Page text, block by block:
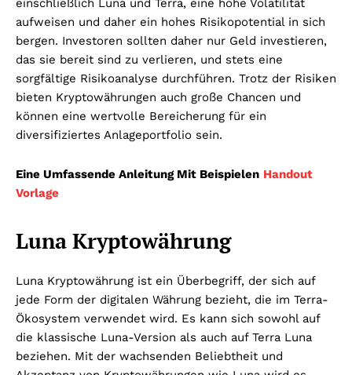
einschließlich Luna und Terra, eine hohe Volatilität
aufweisen und daher ein hohes Risikopotential in sich
bergen. Investoren sollten daher nur Geld investieren,
das sie bereit sind zu verlieren, und stets eine
sorgfältige Risikoanalyse durchführen. Trotz der Risiken
bieten Kryptowährungen auch große Chancen und
können eine wertvolle Bereicherung für ein
diversifiziertes Anlageportfolio sein.
Eine Umfassende Anleitung Mit Beispielen Handout
Vorlage
Luna Kryptowährung
Luna Kryptowährung ist ein Überbegriff, der sich auf
jede Form der digitalen Währung bezieht, die im Terra-
Ökosystem verwendet wird. Es kann sich sowohl auf
die klassische Luna-Version als auch auf Terra Luna
beziehen. Mit der wachsenden Beliebtheit und